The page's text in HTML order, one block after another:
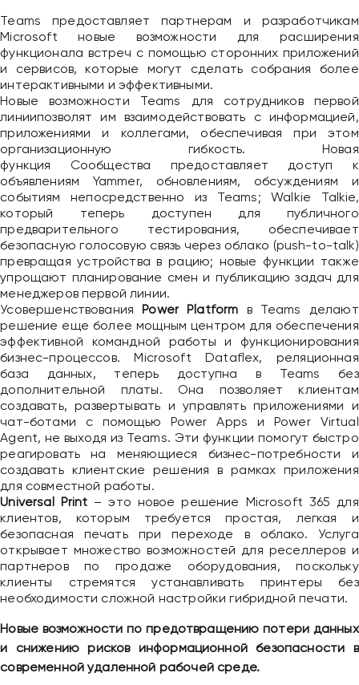
Teams предоставляет партнерам и разработчикам
Microsoft новые возможности для расширения
функционала встреч с помощью сторонних приложений
и сервисов, которые могут сделать собрания более
интерактивными и эффективными.
Новые возможности Teams для сотрудников первой
линиипозволят им взаимодействовать с информацией,
приложениями и коллегами, обеспечивая при этом
организационную гибкость. Новая
функция Сообщества предоставляет доступ к
объявлениям Yammer, обновлениям, обсуждениям и
событиям непосредственно из Teams; Walkie Talkie,
который теперь доступен для публичного
предварительного тестирования, обеспечивает
безопасную голосовую связь через облако (push-to-talk)
превращая устройства в рацию; новые функции также
упрощают планирование смен и публикацию задач для
менеджеров первой линии.
УсовершенствованияPower Platform в Teams делают
решение еще более мощным центром для обеспечения
эффективной командной работы и функционирования
бизнес-процессов. Microsoft Dataflex, реляционная
база данных, теперь доступна в Teams без
дополнительной платы. Она позволяет клиентам
создавать, развертывать и управлять приложениями и
чат-ботами с помощью Power Apps и Power Virtual
Agent, не выходя из Teams. Эти функции помогут быстро
реагировать на меняющиеся бизнес-потребности и
создавать клиентские решения в рамках приложения
для совместной работы.
Universal Print – это новое решение Microsoft 365 для
клиентов, которым требуется простая, легкая и
безопасная печать при переходе в облако. Услуга
открывает множество возможностей для реселлеров и
партнеров по продаже оборудования, поскольку
клиенты стремятся устанавливать принтеры без
необходимости сложной настройки гибридной печати.
Новые возможности по предотвращению потери данных
и снижению рисков информационной безопасности в
современной удаленной рабочей среде.
Привіт 👋, чим тобі допомогти?
Ми зазвичай відповідаємо дуже швидко
Надіслати повідомлення